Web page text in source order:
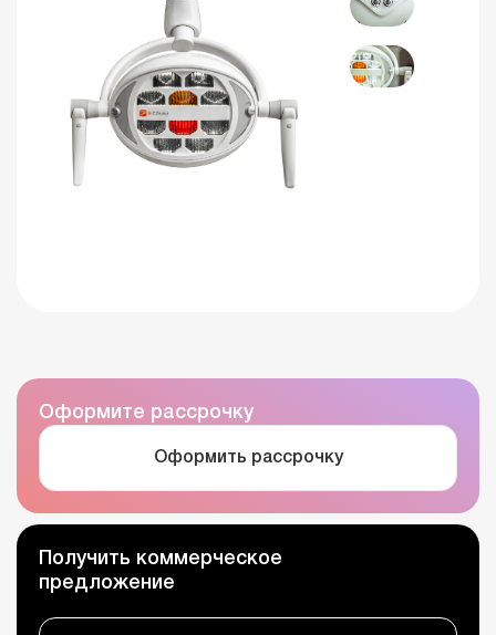
Оформите рассрочку
Оформить рассрочку
Получить коммерческое
предложение